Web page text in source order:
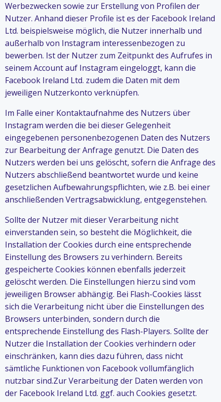
Werbezwecken sowie zur Erstellung von Profilen der
Nutzer. Anhand dieser Profile ist es der Facebook Ireland
Ltd. beispielsweise möglich, die Nutzer innerhalb und
außerhalb von Instagram interessenbezogen zu
bewerben. Ist der Nutzer zum Zeitpunkt des Aufrufes in
seinem Account auf Instagram eingeloggt, kann die
Facebook Ireland Ltd. zudem die Daten mit dem
jeweiligen Nutzerkonto verknüpfen.
Im Falle einer Kontaktaufnahme des Nutzers über
Instagram werden die bei dieser Gelegenheit
eingegebenen personenbezogenen Daten des Nutzers
zur Bearbeitung der Anfrage genutzt. Die Daten des
Nutzers werden bei uns gelöscht, sofern die Anfrage des
Nutzers abschließend beantwortet wurde und keine
gesetzlichen Aufbewahrungspflichten, wie z.B. bei einer
anschließenden Vertragsabwicklung, entgegenstehen.
Sollte der Nutzer mit dieser Verarbeitung nicht
einverstanden sein, so besteht die Möglichkeit, die
Installation der Cookies durch eine entsprechende
Einstellung des Browsers zu verhindern. Bereits
gespeicherte Cookies können ebenfalls jederzeit
gelöscht werden. Die Einstellungen hierzu sind vom
jeweiligen Browser abhängig. Bei Flash-Cookies lässt
sich die Verarbeitung nicht über die Einstellungen des
Browsers unterbinden, sondern durch die
entsprechende Einstellung des Flash-Players. Sollte der
Nutzer die Installation der Cookies verhindern oder
einschränken, kann dies dazu führen, dass nicht
sämtliche Funktionen von Facebook vollumfänglich
nutzbar sind.Zur Verarbeitung der Daten werden von
der Facebook Ireland Ltd. ggf. auch Cookies gesetzt.